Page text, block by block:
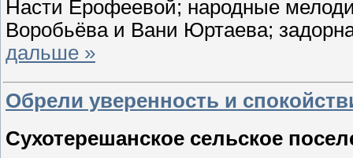
Насти Ерофеевой; народные
Воробьёва и Вани Юртаева;
дальше »
Обрели уверенность и
Cухотерешанское сельское